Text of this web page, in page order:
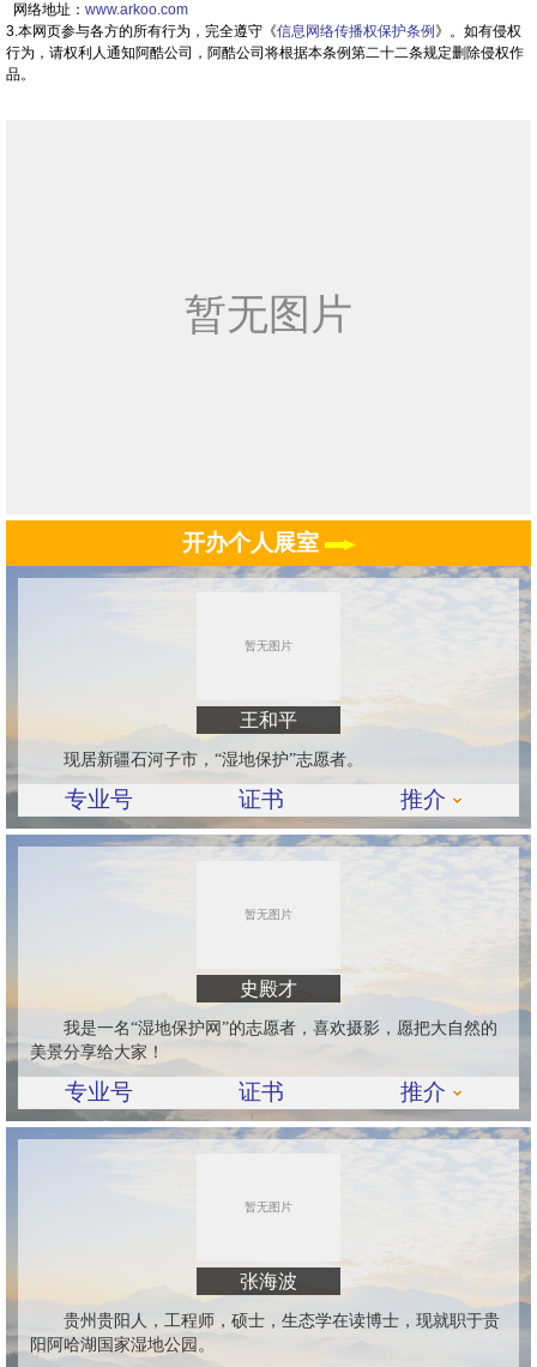
网络地址： www.arkoo.com
3.本网页参与各方的所有行为，完全遵守《信息网络传播权保护条例 》。如有侵权
行为，请权利人通知阿酷公司，阿酷公司将根据本条例第二十二条规定删除侵权作
品。
开办个人展室
王和平
现居新疆石河子市，“湿地保护”志愿者。
专业号 证书 推介
史殿才
我是一名“湿地保护网”的志愿者，喜欢摄影，愿把大自然的
美景分享给大家！
专业号 证书 推介
张海波
贵州贵阳人，工程师，硕士，生态学在读博士，现就职于贵
阳阿哈湖国家湿地公园。